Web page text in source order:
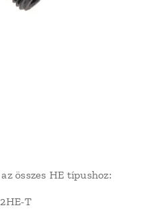
összes HE típushoz:
T